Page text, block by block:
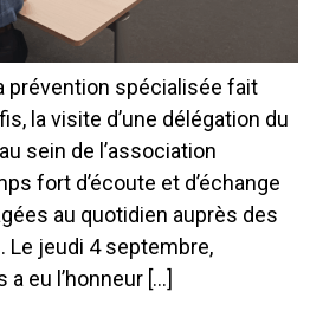
prévention spécialisée fait
la visite d’une délégation du
sein de l’association
fort d’écoute et d’échange
au quotidien auprès des
Le jeudi 4 septembre,
eu l’honneur […]